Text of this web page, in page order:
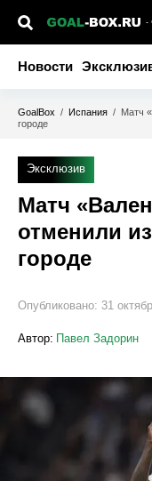
-
Новости
GoalBox / Испания / Матч
городе
Эксклюзив
Матч
отменили
городе
Опубликовано: 31
Автор: Павел Задорин